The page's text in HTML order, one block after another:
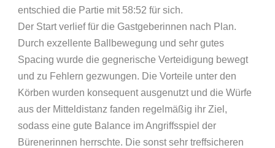
entschied die Partie mit 58:52 für sich.
Der Start verlief für die Gastgeberinnen nach Plan.
Durch exzellente Ballbewegung und sehr gutes
Spacing wurde die gegnerische Verteidigung bewegt
und zu Fehlern gezwungen. Die Vorteile unter den
Körben wurden konsequent ausgenutzt und die Würfe
aus der Mitteldistanz fanden regelmäßig ihr Ziel,
sodass eine gute Balance im Angriffsspiel der
Bürenerinnen herrschte. Die sonst sehr treffsicheren